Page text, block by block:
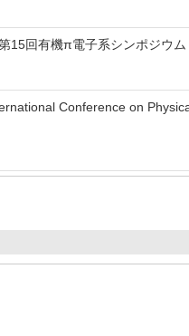
15回有機π電子系シンポジウ
Conference on